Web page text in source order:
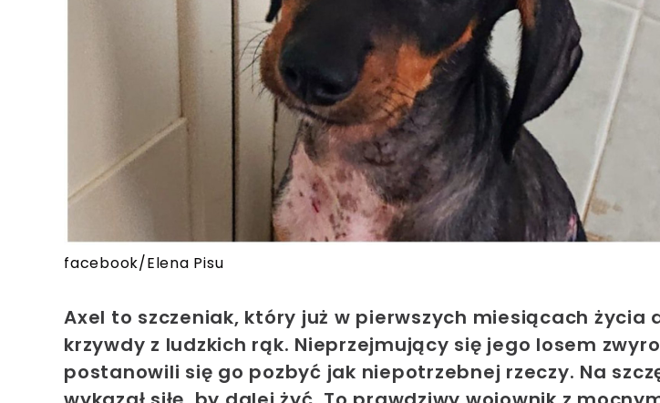
facebook/Elena Pisu
Axel to szczeniak, który już w pierwszych miesiącach życia
krzywdy z ludzkich rąk. Nieprzejmujący się jego losem
postanowili się go pozbyć jak niepotrzebnej rzeczy. Na